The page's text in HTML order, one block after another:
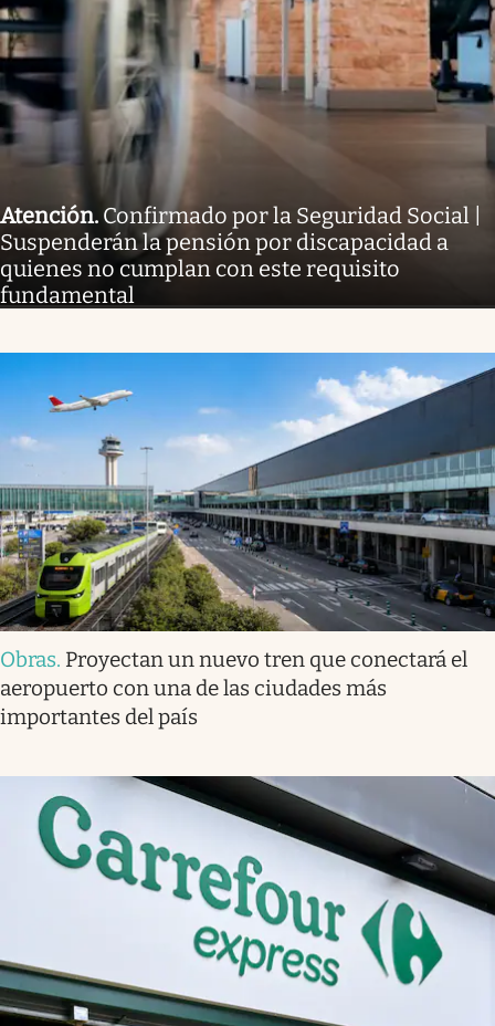
Atención. Confirmado por la Seguridad Social |
Suspenderán la pensión por discapacidad a
quienes no cumplan con este requisito
fundamental
Obras. Proyectan un nuevo tren que conectará el
aeropuerto con una de las ciudades más
importantes del país